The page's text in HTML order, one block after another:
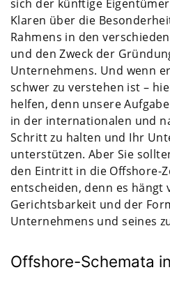
sich der künftige
Klaren über die
Rahmens in den
und den Zweck der
Unternehmens. Und wenn
schwer zu verstehen ist –
helfen, denn unsere
in der internationalen und
Schritt zu halten und Ihr
unterstützen. Aber Sie
den Eintritt in die Offshore-
entscheiden, denn es hängt
Gerichtsbarkeit und der
Unternehmens und seines
Offshore-Schemata